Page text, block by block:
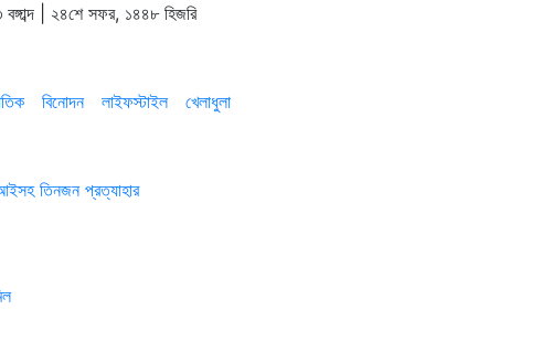
| ২৪শে সফর, ১৪৪৮ হিজরি
বিনোদন লাইফস্টাইল খেলাধুলা
তিনজন প্রত্যাহার